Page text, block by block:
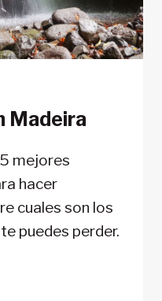
Madeira
mejores
hacer
cuales son los
puedes perder.